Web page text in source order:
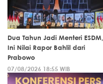
Dua Tahun Jadi Menteri ESDM,
Ini Nilai Rapor Bahlil dari
Prabowo
07/08/2026 18:55 WIB